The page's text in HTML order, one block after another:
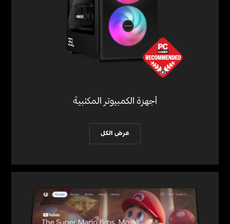
أجهزة الكمبيوتر المكتبية
عرض الكل